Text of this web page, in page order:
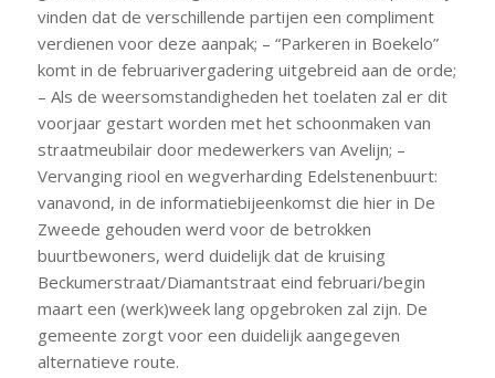
vinden dat de verschillende partijen een compliment
verdienen voor deze aanpak; – “Parkeren in Boekelo”
komt in de februarivergadering uitgebreid aan de orde;
– Als de weersomstandigheden het toelaten zal er dit
voorjaar gestart worden met het schoonmaken van
straatmeubilair door medewerkers van Avelijn; –
Vervanging riool en wegverharding Edelstenenbuurt:
vanavond, in de informatiebijeenkomst die hier in De
Zweede gehouden werd voor de betrokken
buurtbewoners, werd duidelijk dat de kruising
Beckumerstraat/Diamantstraat eind februari/begin
maart een (werk)week lang opgebroken zal zijn. De
gemeente zorgt voor een duidelijk aangegeven
alternatieve route.